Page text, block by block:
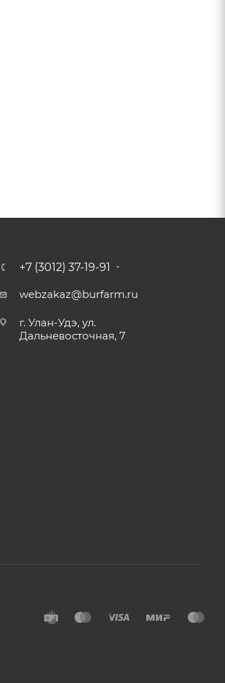
+7 (3012) 37-19-91
webzakaz@burfarm.ru
г. Улан-Удэ, ул.
Дальневосточная, 7